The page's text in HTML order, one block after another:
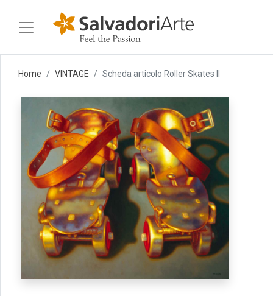
Home VINTAGE Scheda articolo Roller Skates II